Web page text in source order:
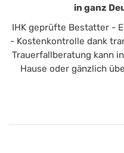
in ganz
IHK geprüfte Bestatter -
- Kostenkontrolle dank
Trauerfallberatung kann
Hause oder gänzlich